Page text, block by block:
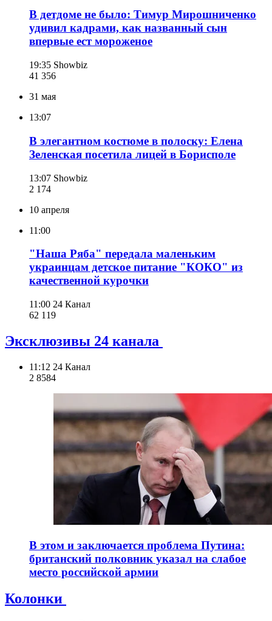
В детдоме не было: Тимур Мирошниченко
удивил кадрами, как названный сын
впервые ест мороженое
19:35 Showbiz
41 356
31 мая
13:07
В элегантном костюме в полоску: Елена
Зеленская посетила лицей в Борисполе
13:07 Showbiz
2 174
10 апреля
11:00
"Наша Ряба" передала маленьким
украинцам детское питание "КОКО" из
качественной курочки
11:00 24 Канал
62 119
Эксклюзивы 24 канала
11:12 24 Канал
2 8584
В этом и заключается проблема Путина:
британский полковник указал на слабое
место российской армии
Колонки